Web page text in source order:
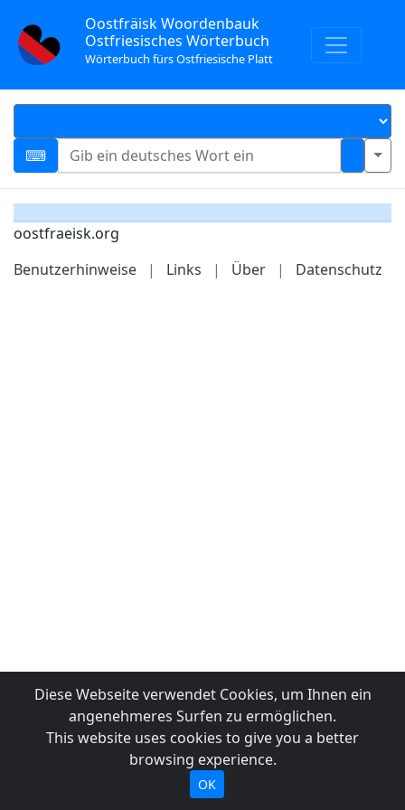
Oostfräisk Woordenbauk
Ostfriesisches Wörterbuch
Wörterbuch fürs Ostfriesische Platt
oostfraeisk.org
Benutzerhinweise
| Links | Über | Datenschutz
Diese Webseite verwendet Cookies, um Ihnen ein
angenehmeres Surfen zu ermöglichen.
This website uses cookies to give you a better
browsing experience.
OK